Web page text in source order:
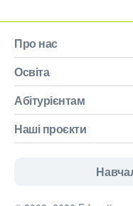
Про нас
Освіта
Абітурієнтам
Наші проєкти